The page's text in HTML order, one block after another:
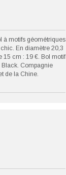
à motifs géométriques
En diamètre 20,3
15 cm : 19 €. Bol motif
Compagnie
de la Chine.